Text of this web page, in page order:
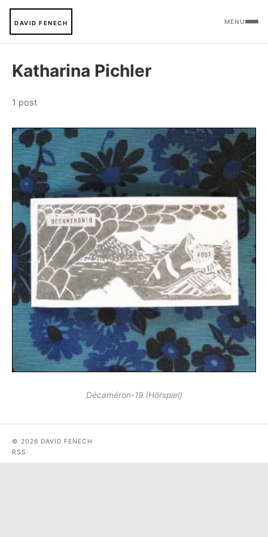
DAVID FENECH MENU
Katharina Pichler
1 post
Décaméron-19 (Hörspiel)
© 2026 DAVID FENECH
RSS